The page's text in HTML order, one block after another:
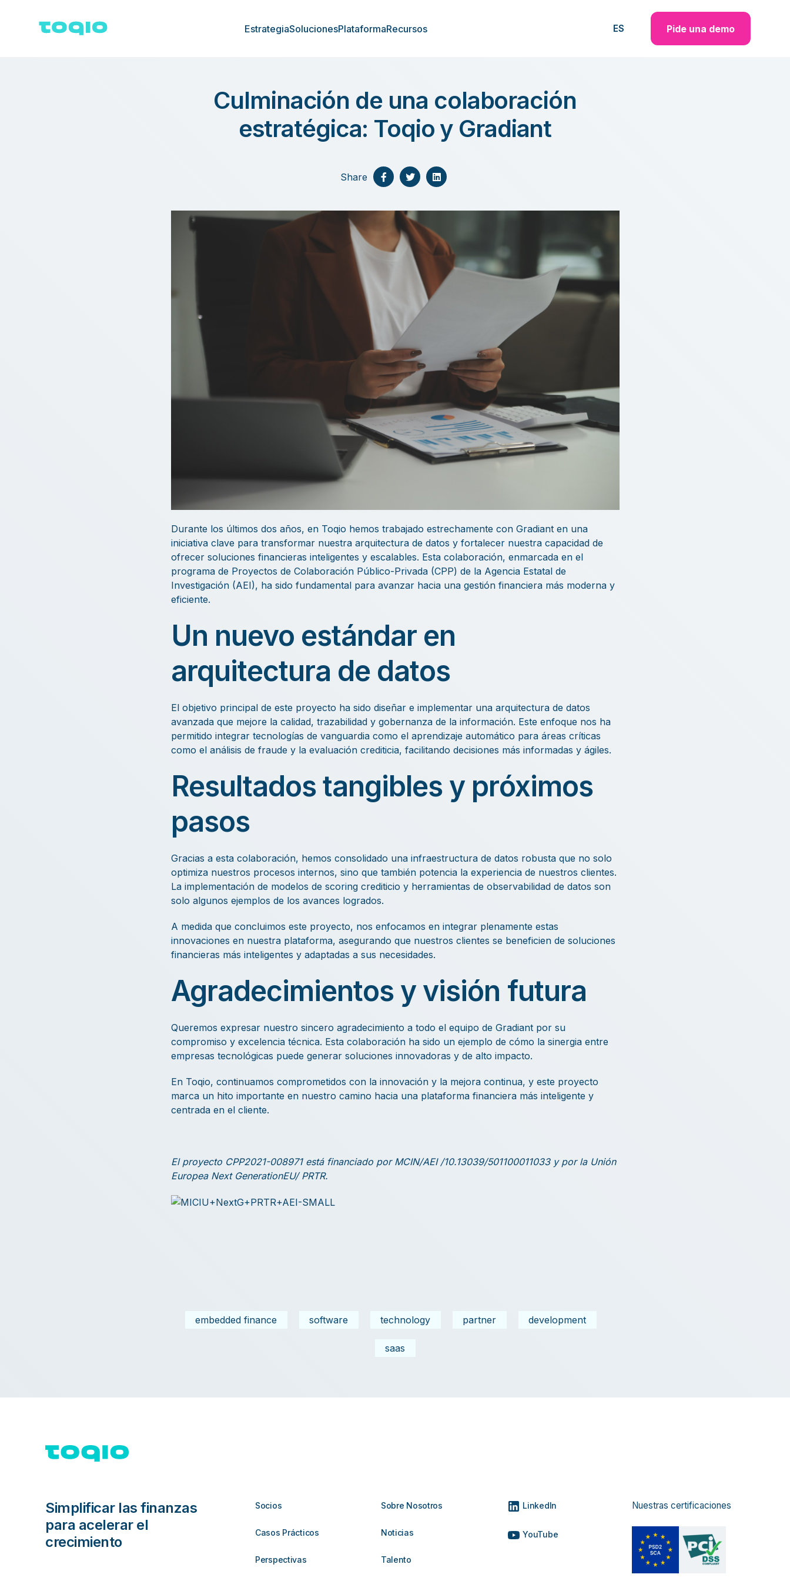
EstrategiaSolucionesPlataformaRecursos ES Pide una demo
Culminación de una colaboración
estratégica: Toqio y Gradiant
Share
Durante los últimos dos años, en Toqio hemos trabajado estrechamente con Gradiant en una
iniciativa clave para transformar nuestra arquitectura de datos y fortalecer nuestra capacidad de
ofrecer soluciones financieras inteligentes y escalables. Esta colaboración, enmarcada en el
programa de Proyectos de Colaboración Público-Privada (CPP) de la Agencia Estatal de
Investigación (AEI), ha sido fundamental para avanzar hacia una gestión financiera más moderna y
eficiente.
Un nuevo estándar en
arquitectura de datos
El objetivo principal de este proyecto ha sido diseñar e implementar una arquitectura de datos
avanzada que mejore la calidad, trazabilidad y gobernanza de la información. Este enfoque nos ha
permitido integrar tecnologías de vanguardia como el aprendizaje automático para áreas críticas
como el análisis de fraude y la evaluación crediticia, facilitando decisiones más informadas y ágiles.
Resultados tangibles y próximos
pasos
Gracias a esta colaboración, hemos consolidado una infraestructura de datos robusta que no solo
optimiza nuestros procesos internos, sino que también potencia la experiencia de nuestros clientes.
La implementación de modelos de scoring crediticio y herramientas de observabilidad de datos son
solo algunos ejemplos de los avances logrados.
A medida que concluimos este proyecto, nos enfocamos en integrar plenamente estas
innovaciones en nuestra plataforma, asegurando que nuestros clientes se beneficien de soluciones
financieras más inteligentes y adaptadas a sus necesidades.
Agradecimientos y visión futura
Queremos expresar nuestro sincero agradecimiento a todo el equipo de Gradiant por su
compromiso y excelencia técnica. Esta colaboración ha sido un ejemplo de cómo la sinergia entre
empresas tecnológicas puede generar soluciones innovadoras y de alto impacto.
En Toqio, continuamos comprometidos con la innovación y la mejora continua, y este proyecto
marca un hito importante en nuestro camino hacia una plataforma financiera más inteligente y
centrada en el cliente.
El proyecto CPP2021-008971 está financiado por MCIN/AEI /10.13039/501100011033 y por la Unión
Europea Next GenerationEU/ PRTR.
embedded finance software technology partner development
saas
Simplificar las finanzas
para acelerar el
crecimiento
Socios
Casos Prácticos
Perspectivas
Sobre Nosotros
Noticias
Talento
LinkedIn
YouTube
Nuestras certificaciones